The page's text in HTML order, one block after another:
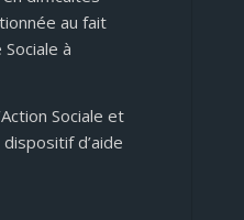
au fait
à
Sociale et
d’aide